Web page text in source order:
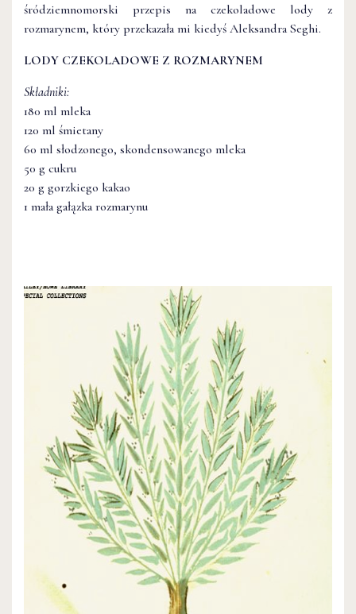
śródziemnomorski przepis na czekoladowe lody z
rozmarynem, który przekazała mi kiedyś Aleksandra Seghi.
LODY CZEKOLADOWE Z ROZMARYNEM
Składniki:
180 ml mleka
120 ml śmietany
60 ml słodzonego, skondensowanego mleka
50 g cukru
20 g gorzkiego kakao
1 mała gałązka rozmarynu